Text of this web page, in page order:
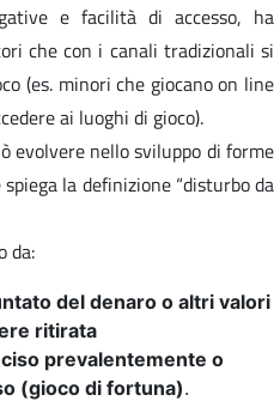
e facilità di accesso, ha
che con i canali tradizionali si
(es. minori che giocano on line
ai luoghi di gioco).
evolvere nello sviluppo di forme
la definizione “disturbo da
da:
del denaro o altri valori
ritirata
prevalentemente o
(gioco di fortuna).